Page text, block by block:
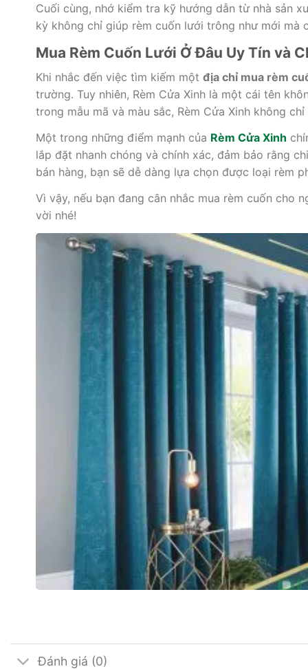
Cuối cùng, nhớ kiểm tra kỹ hướng dẫn từ nhà sản
kỳ không chỉ giúp rèm cuốn lưới trông như mới mà
Mua Rèm Cuốn Lưới Ở Đâu Uy Tín và
Khi nhắc đến việc tìm kiếm một địa chỉ mua rèm
trường. Tuy nhiên, Rèm Cửa Xinh là một cái tên
trong mẫu mã và màu sắc, Rèm Cửa Xinh không
Một trong những điểm mạnh của Rèm Cửa Xinh
lắp đặt nhanh chóng và chính xác, đảm bảo rằng
bán hàng, bạn sẽ dễ dàng lựa chọn được loại rèm
Vì vậy, nếu bạn đang cân nhắc mua rèm cuốn cho
vời nhé!
Đánh giá (0)